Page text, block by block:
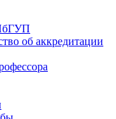
об аккредитации